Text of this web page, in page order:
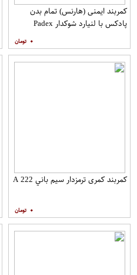
کمربند ایمنی (هارنس) تمام بدن
پادکس با لنیارد شوکدار Padex
۰
کمربند کمری ترمزدار سيم باني A 222
۰